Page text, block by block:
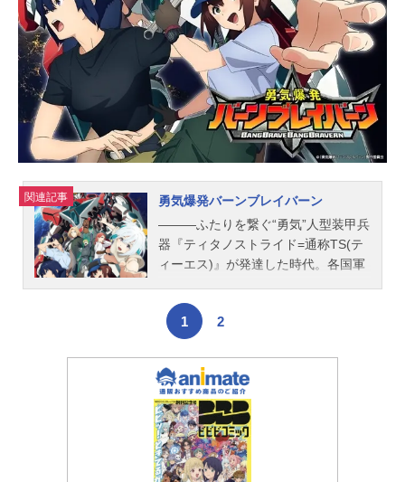
俊祐シリーズ構成：木村暢キャラク
ターデザイン：須藤智子サブキャラ
クターデザイン：古住千秋モンスタ
ーデザイン：徳田大貴プロップデザ
イン：白石創太郎アクションディ...
関連記事
勇気爆発バーンブレイバーン
―――ふたりを繋ぐ“勇気”人型装甲兵
器『ティタノストライド=通称TS(テ
ィーエス)』が発達した時代。各国軍
隊所属イサミ・アオとアメリカ海兵
隊所属ルイス・スミスのふたりは戦
闘の最中出逢う。突如所属不明機に
ていく兵士たち。己の誇りをかけて
戦え。死と隣り合わせの戦場で生き
残る為。仲間を救う為。命を信じ
て、“勇気”を燃やせ。作品名勇気爆発
バーンブレイバーン放送形態TVアニ
1 2